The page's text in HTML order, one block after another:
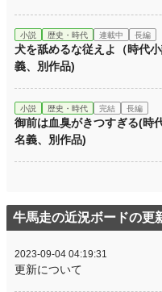
小説 歴史・時代 連載中 長編
犬を舐めるな従えよ（時代
義、別作品)
小説 歴史・時代 完結 長編
御前は血臭がきつすぎる(時
名義、別作品)
牛馬走の近況ボードの更
2023-09-04 04:19:31
更新について